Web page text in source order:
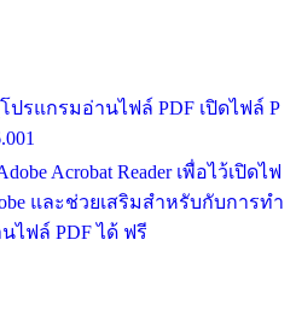
(โปรแกรมอ่านไฟล์ PDF เปิดไฟล์ P
Acrobat Reader เพื่อไว้เปิดไฟ
และช่วยเสริมสำหรับกับการทำ
ไฟล์ PDF ได้ ฟรี